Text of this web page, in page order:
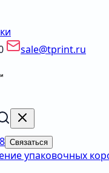
sale@tprint.ru
Связаться
упаковочных